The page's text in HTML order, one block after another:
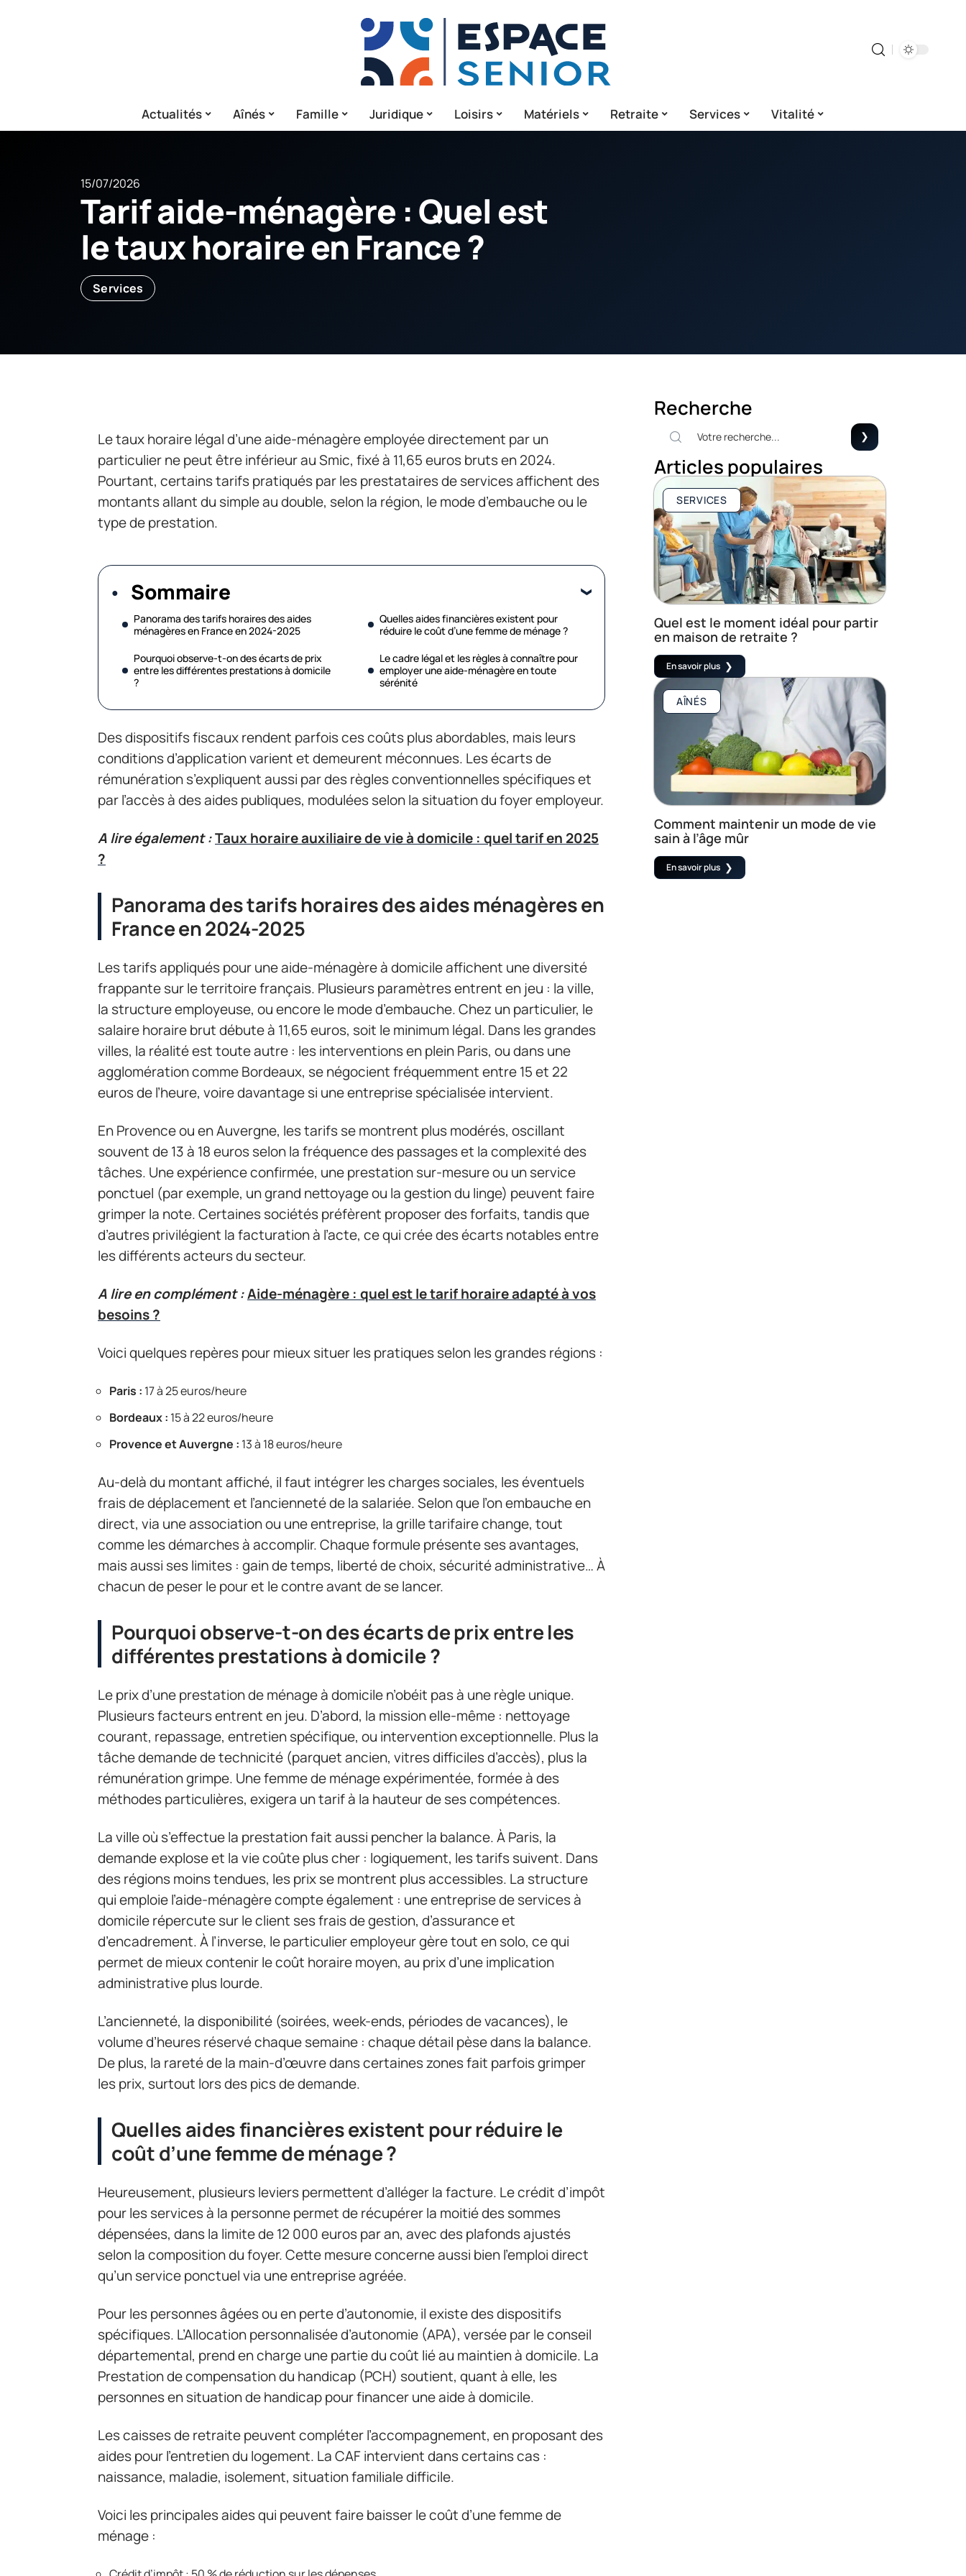
Actualités Aînés Famille Juridique Loisirs Matériels Retraite Services Vitalité
15/07/2026
Tarif aide-ménagère : Quel est
le taux horaire en France ?
Services
Le taux horaire légal d’une aide-ménagère employée directement par un
particulier ne peut être inférieur au Smic, fixé à 11,65 euros bruts en 2024.
Pourtant, certains tarifs pratiqués par les prestataires de services affichent des
montants allant du simple au double, selon la région, le mode d’embauche ou le
type de prestation.
Sommaire
Panorama des tarifs horaires des aides
ménagères en France en 2024-2025
Pourquoi observe-t-on des écarts de prix
entre les différentes prestations à domicile
?
Quelles aides financières existent pour
réduire le coût d’une femme de ménage ?
Le cadre légal et les règles à connaître pour
employer une aide-ménagère en toute
sérénité
Des dispositifs fiscaux rendent parfois ces coûts plus abordables, mais leurs
conditions d’application varient et demeurent méconnues. Les écarts de
rémunération s’expliquent aussi par des règles conventionnelles spécifiques et
par l’accès à des aides publiques, modulées selon la situation du foyer employeur.
A lire également :Taux horaire auxiliaire de vie à domicile : quel tarif en 2025
?
Panorama des tarifs horaires des aides ménagères en
France en 2024-2025
Les tarifs appliqués pour une aide-ménagère à domicile affichent une diversité
frappante sur le territoire français. Plusieurs paramètres entrent en jeu : la ville,
la structure employeuse, ou encore le mode d’embauche. Chez un particulier, le
salaire horaire brut débute à 11,65 euros, soit le minimum légal. Dans les grandes
villes, la réalité est toute autre : les interventions en plein Paris, ou dans une
agglomération comme Bordeaux, se négocient fréquemment entre 15 et 22
euros de l’heure, voire davantage si une entreprise spécialisée intervient.
En Provence ou en Auvergne, les tarifs se montrent plus modérés, oscillant
souvent de 13 à 18 euros selon la fréquence des passages et la complexité des
tâches. Une expérience confirmée, une prestation sur-mesure ou un service
ponctuel (par exemple, un grand nettoyage ou la gestion du linge) peuvent faire
grimper la note. Certaines sociétés préfèrent proposer des forfaits, tandis que
d’autres privilégient la facturation à l’acte, ce qui crée des écarts notables entre
les différents acteurs du secteur.
A lire en complément :Aide-ménagère : quel est le tarif horaire adapté à vos
besoins ?
Voici quelques repères pour mieux situer les pratiques selon les grandes régions :
Paris : 17 à 25 euros/heure
Bordeaux : 15 à 22 euros/heure
Provence et Auvergne : 13 à 18 euros/heure
Au-delà du montant affiché, il faut intégrer les charges sociales, les éventuels
frais de déplacement et l’ancienneté de la salariée. Selon que l’on embauche en
direct, via une association ou une entreprise, la grille tarifaire change, tout
comme les démarches à accomplir. Chaque formule présente ses avantages,
mais aussi ses limites : gain de temps, liberté de choix, sécurité administrative… À
chacun de peser le pour et le contre avant de se lancer.
Pourquoi observe-t-on des écarts de prix entre les
différentes prestations à domicile ?
Le prix d’une prestation de ménage à domicile n’obéit pas à une règle unique.
Plusieurs facteurs entrent en jeu. D’abord, la mission elle-même : nettoyage
courant, repassage, entretien spécifique, ou intervention exceptionnelle. Plus la
tâche demande de technicité (parquet ancien, vitres difficiles d’accès), plus la
rémunération grimpe. Une femme de ménage expérimentée, formée à des
méthodes particulières, exigera un tarif à la hauteur de ses compétences.
La ville où s’effectue la prestation fait aussi pencher la balance. À Paris, la
demande explose et la vie coûte plus cher : logiquement, les tarifs suivent. Dans
des régions moins tendues, les prix se montrent plus accessibles. La structure
qui emploie l’aide-ménagère compte également : une entreprise de services à
domicile répercute sur le client ses frais de gestion, d’assurance et
d’encadrement. À l’inverse, le particulier employeur gère tout en solo, ce qui
permet de mieux contenir le coût horaire moyen, au prix d’une implication
administrative plus lourde.
L’ancienneté, la disponibilité (soirées, week-ends, périodes de vacances), le
volume d’heures réservé chaque semaine : chaque détail pèse dans la balance.
De plus, la rareté de la main-d’œuvre dans certaines zones fait parfois grimper
les prix, surtout lors des pics de demande.
Quelles aides financières existent pour réduire le
coût d’une femme de ménage ?
Heureusement, plusieurs leviers permettent d’alléger la facture. Le crédit d’impôt
pour les services à la personne permet de récupérer la moitié des sommes
dépensées, dans la limite de 12 000 euros par an, avec des plafonds ajustés
selon la composition du foyer. Cette mesure concerne aussi bien l’emploi direct
qu’un service ponctuel via une entreprise agréée.
Pour les personnes âgées ou en perte d’autonomie, il existe des dispositifs
spécifiques. L’Allocation personnalisée d’autonomie (APA), versée par le conseil
départemental, prend en charge une partie du coût lié au maintien à domicile. La
Prestation de compensation du handicap (PCH) soutient, quant à elle, les
personnes en situation de handicap pour financer une aide à domicile.
Les caisses de retraite peuvent compléter l’accompagnement, en proposant des
aides pour l’entretien du logement. La CAF intervient dans certains cas :
naissance, maladie, isolement, situation familiale difficile.
Voici les principales aides qui peuvent faire baisser le coût d’une femme de
ménage :
Recherche
Articles populaires
SERVICES
Quel est le moment idéal pour partir
en maison de retraite ?
En savoir plus
AÎNÉS
Comment maintenir un mode de vie
sain à l’âge mûr
En savoir plus